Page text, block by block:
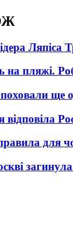
Ляпіса
на пляжі.
ще
для